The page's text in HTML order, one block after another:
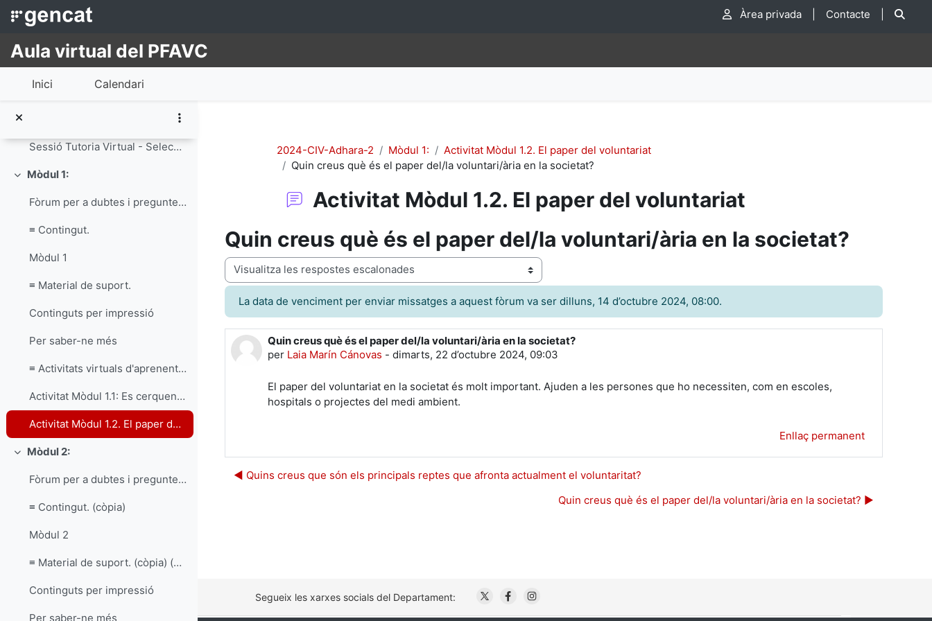
Ves al contingut principal
Àrea privada Contacte
Aula virtual del PFAVC
Inici Calendari
Redueix
General
Guia Moodle
Guia del Curs d'Iniciació al Voluntariat
Sessió Tutoria Virtual - Selecciona la teva opció.
Redueix
Mòdul 1:
Fòrum per a dubtes i preguntes de la unitat
≡ Contingut.
Mòdul 1
≡ Material de suport.
Continguts per impressió
Per saber-ne més
≡ Activitats virtuals d'aprenentatge.
Activitat Mòdul 1.1: Es cerquen voluntaris/voluntàries
Activitat Mòdul 1.2. El paper del voluntariat
Redueix
Mòdul 2:
Fòrum per a dubtes i preguntes de la unitat
≡ Contingut. (còpia)
Mòdul 2
≡ Material de suport. (còpia) (còpia)
Continguts per impressió
Per saber-ne més
2024-CIV-Adhara-2 Mòdul 1:
Activitat Mòdul 1.2. El paper del voluntariat
Quin creus què és el paper del/la voluntari/ària en la societat?
Activitat Mòdul 1.2. El paper del voluntariat
Quin creus què és el paper del/la voluntari/ària en la societat?
Mode de visualització
La data de venciment per enviar missatges a aquest fòrum va ser dilluns, 14 d’octubre 2024, 08:00.
Quin creus què és el paper del/la voluntari/ària en la societat?
per Laia Marín Cánovas - dimarts, 22 d’octubre 2024, 09:03
Nombre de respostes: 0
El paper del voluntariat en la societat és molt important. Ajuden a les persones que ho necessiten, com en escoles,
hospitals o projectes del medi ambient.
Enllaç permanent
◀︎ Quins creus que són els principals reptes que afronta actualment el voluntaritat?
Quin creus què és el paper del/la voluntari/ària en la societat? ▶︎
Segueix les xarxes socials del Departament: . Obre en una nova finestra.
. Obre en una nova finestra.